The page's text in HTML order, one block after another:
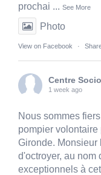
prochai ... See More
Photo
View on Facebook ·
Centre
1 week ago
Nous sommes
pompier
Gironde.
d'octroyer, au nom
exceptionnels à